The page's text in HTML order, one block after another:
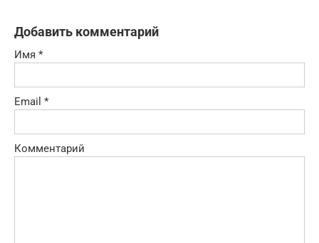
Добавить комментарий
Имя *
Email *
Комментарий